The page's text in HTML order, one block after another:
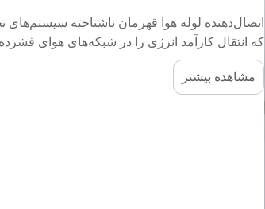
اتصال‌دهنده لوله هوا قهرمان ناشناخته
که انتقال کارآمد انرژی را در شبکه‌های هوای
تجهیزات پنوماتیک قادر به عملکرد نخواهند بود...
مشاهده بیشتر